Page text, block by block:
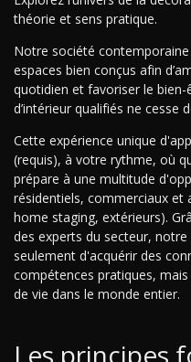
théorie et sens pratique.
Notre société
espaces bien conçus afin
quotidien et favoriser le
d’intérieur qualifiés ne cesse
Cette expérience unique
(requis), à votre rythme, où
prépare à une multitude
résidentiels, commerciaux et
home staging, extérieurs).
des experts du secteur,
seulement d'acquérir des
compétences pratiques,
de vie dans le monde entier.
Les principes